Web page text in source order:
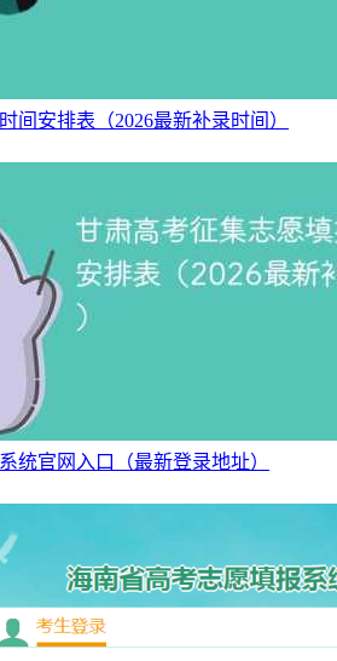
间安排表（2026最新补录时间）
统官网入口（最新登录地址）